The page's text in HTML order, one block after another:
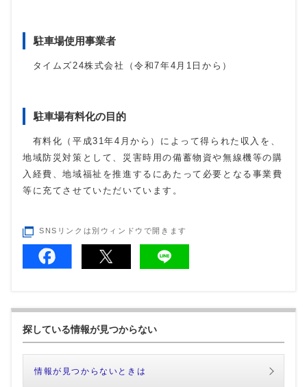
駐車場使用事業者
タイムズ24株式会社（令和7年4月1日から）
駐車場有料化の目的
有料化（平成31年4月から）によって得られた収入を、
地域防災対策として、災害時用の備蓄物資や無線機等の購
入経費、地域福祉を推進するにあたって必要となる事業費
等に充てさせていただいています。
SNSリンクは別ウィンドウで開きます
探している情報が見つからない
情報が見つからないときは